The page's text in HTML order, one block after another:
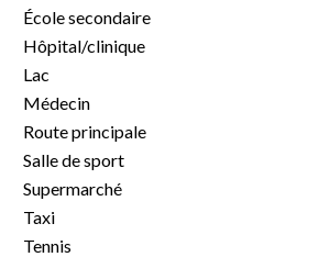
École secondaire
Hôpital/clinique
Lac
Médecin
Route principale
Salle de sport
Supermarché
Taxi
Tennis